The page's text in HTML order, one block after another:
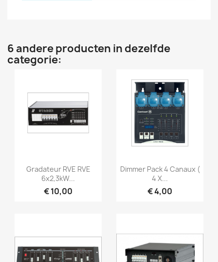
6 andere producten in dezelfde
categorie:
Snel bekijken
Gradateur RVE RVE
6x2,3kW...
€ 10,00
Snel bekijken
Dimmer Pack 4 Canaux (
4 X...
€ 4,00